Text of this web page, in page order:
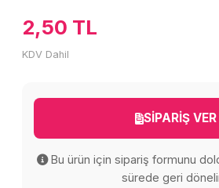
2,50 TL
KDV Dahil
SİPARİŞ VER
Bu ürün için sipariş formunu
sürede geri